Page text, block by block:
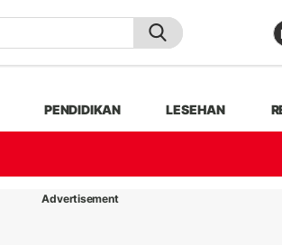
PENDIDIKAN LESEHAN
Advertisement